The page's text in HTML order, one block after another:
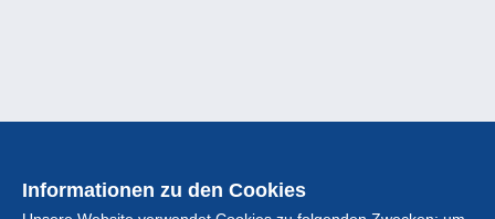
Informationen zu den Cookies